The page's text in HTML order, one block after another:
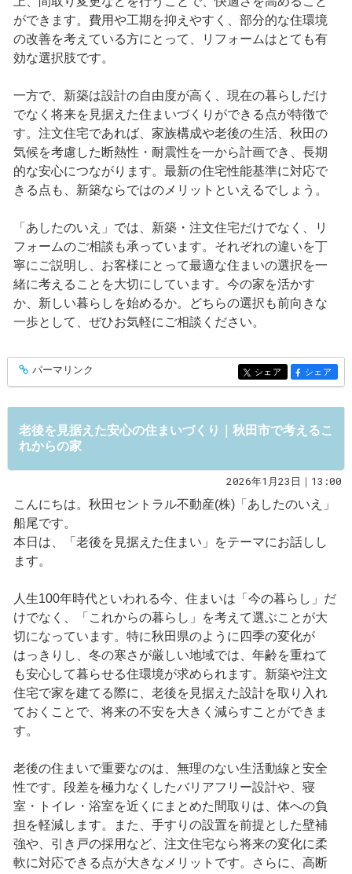
ができます。費用や工期を抑えやすく、部分的な住環境
の改善を考えている方にとって、リフォームはとても有
効な選択肢です。
一方で、新築は設計の自由度が高く、現在の暮らしだけ
でなく将来を見据えた住まいづくりができる点が特徴で
す。注文住宅であれば、家族構成や老後の生活、秋田の
気候を考慮した断熱性・耐震性を一から計画でき、長期
的な安心につながります。最新の住宅性能基準に対応で
きる点も、新築ならではのメリットといえるでしょう。
「あしたのいえ」では、新築・注文住宅だけでなく、リ
フォームのご相談も承っています。それぞれの違いを丁
寧にご説明し、お客様にとって最適な住まいの選択を一
緒に考えることを大切にしています。今の家を活かす
か、新しい暮らしを始めるか。どちらの選択も前向きな
一歩として、ぜひお気軽にご相談ください。
entry566
パーマリンク entry566
シェア entry566
シェア
老後を見据えた安心の住まいづくり｜秋田市で考えるこ
れからの家
2026年1月23日｜13:00
こんにちは。秋田セントラル不動産(株)「あしたのいえ」
船尾です。
本日は、「老後を見据えた住まい」をテーマにお話しし
ます。
人生100年時代といわれる今、住まいは「今の暮らし」だ
けでなく、「これからの暮らし」を考えて選ぶことが大
切になっています。特に秋田県のように四季の変化が
はっきりし、冬の寒さが厳しい地域では、年齢を重ねて
も安心して暮らせる住環境が求められます。新築や注文
住宅で家を建てる際に、老後を見据えた設計を取り入れ
ておくことで、将来の不安を大きく減らすことができま
す。
老後の住まいで重要なのは、無理のない生活動線と安全
性です。段差を極力なくしたバリアフリー設計や、寝
室・トイレ・浴室を近くにまとめた間取りは、体への負
担を軽減します。また、手すりの設置を前提とした壁補
強や、引き戸の採用など、注文住宅なら将来の変化に柔
軟に対応できる点が大きなメリットです。さらに、高断